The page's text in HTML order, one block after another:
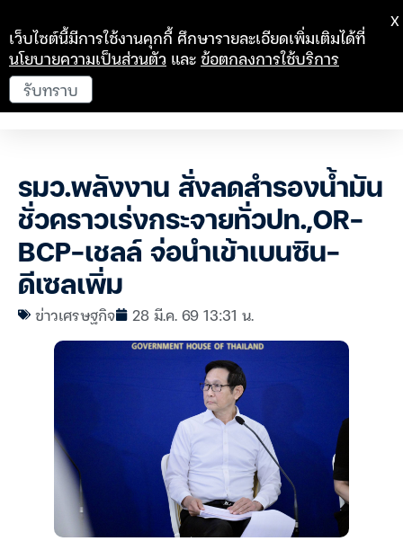
รมว.พลังงาน สั่งลดสำรองน้ำมัน
ชั่วคราวเร่งกระจายทั่วปท.,OR-
BCP-เชลล์ จ่อนำเข้าเบนซิน-
ดีเซลเพิ่ม
ข่าวเศรษฐกิจ 28 มี.ค. 69 13:31 น.
เว็บไซต์นี้มีการใช้งานคุกกี้ ศึกษารายละเอียดเพิ่มเติมได้ที่
นโยบายความเป็นส่วนตัว และข้อตกลงการใช้บริการ
รับทราบ
X